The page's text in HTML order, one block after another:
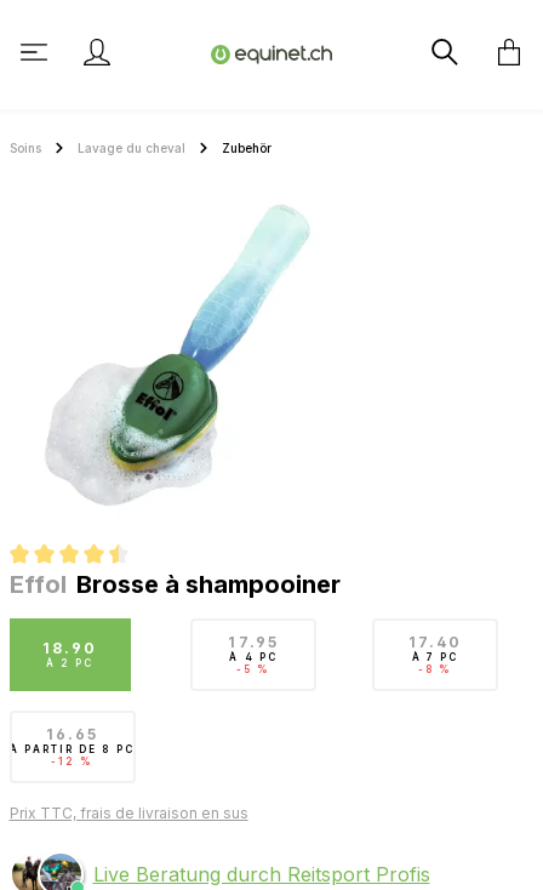
Soins Lavage du cheval Zubehör
Note moyenne de 4.5 sur 5 étoiles
Effol Brosse à shampooiner
18.90
À 2 PC
17.95
À 4 PC
-5 %
17.40
À 7 PC
-8 %
16.65
À PARTIR DE 8 PC
-12 %
Prix TTC, frais de livraison en sus
Live Beratung durch Reitsport Profis